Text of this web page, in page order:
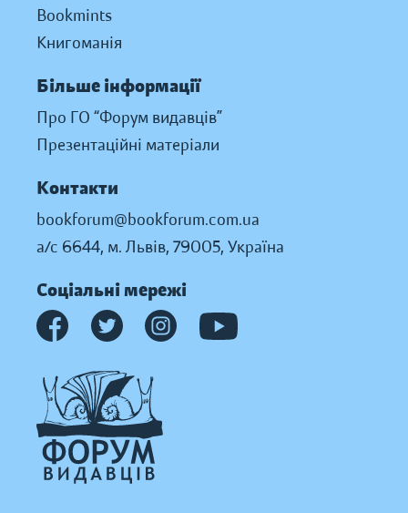
Bookmints
Книгоманія
Більше інформації
Про ГО “Форум видавців”
Презентаційні матеріали
Контакти
bookforum@bookforum.com.ua
а/с 6644, м. Львів, 79005, Україна
Соціальні мережі